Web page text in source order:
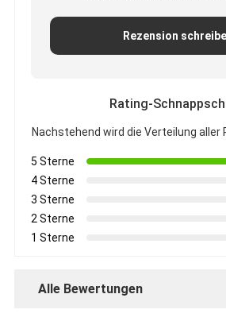
Rezension
Rating-
Nachstehend wird die Verteilung
5 Sterne
4 Sterne
3 Sterne
2 Sterne
1 Sterne
Alle Bewertungen